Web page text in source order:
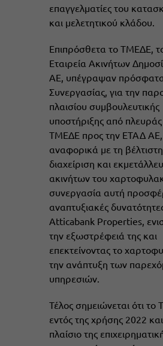
επαγγελματίες του
και μελετητικού κλάδου.
Επιπρόσθετα το ΤMΕΔΕ,
Εταιρεία Ακινήτων
ΑΕ, υπέγραψαν
Συνεργασίας, για την
πλαισίου συμβουλευτικής
υποστήριξης από
ΤΜΕΔΕ προς την ΕΤΑΔ ΑΕ,
αναφορικά με τη βέλτιστη
διαχείριση και
ακινήτων του
συνεργασία αυτή
αναπτυξιακές
Atticabank Properties,
την εξωστρέφειά της και
επεκτείνοντας το
την ανάπτυξη των
υπηρεσιών.
Τέλος σημειώνεται ότι
εντός της χρήσης 2022
πλαίσιο της